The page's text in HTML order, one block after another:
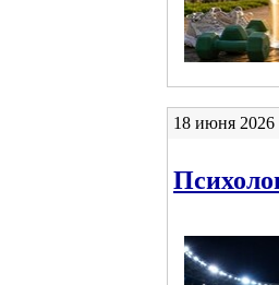
18 июня 2026